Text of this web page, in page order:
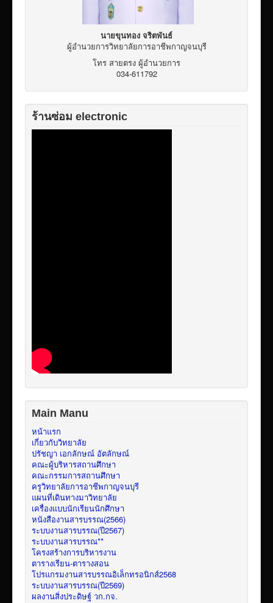
นายขุนทอง จริตพันธ์
ผู้อำนวยการวิทยาลัยการอาชีพกาญจนบุรี
โทร สายตรง ผู้อำนวยการ
034-611792
ร้านซ่อม electronic
Main Manu
หน้าแรก
เกี่ยวกับวิทยาลัย
ปรัชญา เอกลักษณ์ อัตลักษณ์
คณะผู้บริหารสถานศึกษา
คณะกรรมการสถานศึกษา
ครูวิทยาลัยการอาชีพกาญจนบุรี
แผนที่เดินทางมาวิทยาลัย
เครื่องแบบนักเรียนนักศึกษา
หนังสืองานสารบรรณ(2566)
ระบบงานสารบรรณ(ปี2567)
ระบบงานสารบรรณ**
โครงสร้างการบริหารงาน
ตารางเรียน-ตารางสอน
โปรแกรมงานสารบรรณอิเล็กทรอนิกส์2568
ระบบงานสารบรรณ(ปี2569)
ผลงานสิ่งประดิษฐ์ วก.กจ.